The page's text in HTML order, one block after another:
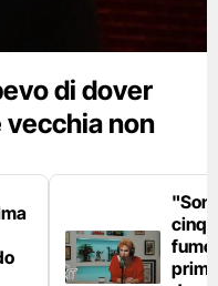
di dover
vecchia non
fumo